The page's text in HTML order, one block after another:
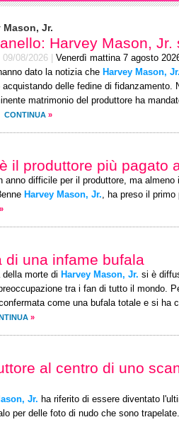
Mason, Jr.
Harvey Mason, Jr.
09/08/2026
Venerdì mattina 7 agosto
dato la notizia che Harvey Mason, Jr.
acquistando delle fedine di fidanzamento.
matrimonio del produttore ha
CONTINUA »
il produttore più pagato
anno difficile per il produttore, ma almeno
Harvey Mason, Jr., ha preso il primo
»
di una infame bufala
della morte di Harvey Mason, Jr. si è
tra i fan di tutto il mondo.
come una bufala totale e si ha
»
al centro di uno
Jr. ha riferito di essere diventato
per delle foto di nudo che sono